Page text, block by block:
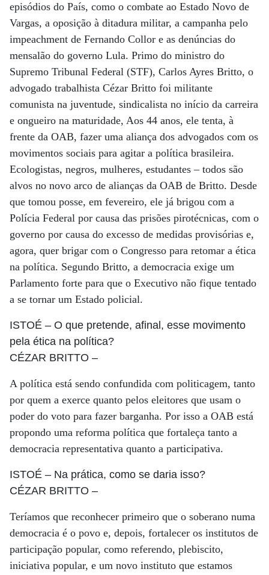
episódios do País, como o combate ao Estado Novo de
Vargas, a oposição à ditadura militar, a campanha pelo
impeachment de Fernando Collor e as denúncias do
mensalão do governo Lula. Primo do ministro do
Supremo Tribunal Federal (STF), Carlos Ayres Britto, o
advogado trabalhista Cézar Britto foi militante
comunista na juventude, sindicalista no início da carreira
e ongueiro na maturidade, Aos 44 anos, ele tenta, à
frente da OAB, fazer uma aliança dos advogados com os
movimentos sociais para agitar a política brasileira.
Ecologistas, negros, mulheres, estudantes – todos são
alvos no novo arco de alianças da OAB de Britto. Desde
que tomou posse, em fevereiro, ele já brigou com a
Polícia Federal por causa das prisões pirotécnicas, com o
governo por causa do excesso de medidas provisórias e,
agora, quer brigar com o Congresso para retomar a ética
na política. Segundo Britto, a democracia exige um
Parlamento forte para que o Executivo não fique tentado
a se tornar um Estado policial.
ISTOÉ – O que pretende, afinal, esse movimento
pela ética na política?
CÉZAR BRITTO –
A política está sendo confundida com politicagem, tanto
por quem a exerce quanto pelos eleitores que usam o
poder do voto para fazer barganha. Por isso a OAB está
propondo uma reforma política que fortaleça tanto a
democracia representativa quanto a participativa.
ISTOÉ – Na prática, como se daria isso?
CÉZAR BRITTO –
Teríamos que reconhecer primeiro que o soberano numa
democracia é o povo e, depois, fortalecer os institutos de
participação popular, como referendo, plebiscito,
iniciativa popular, e um novo instituto que estamos